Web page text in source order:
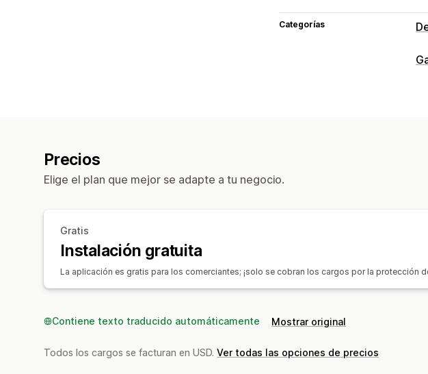
Categorías
Precios
Elige el plan que mejor se adapte a tu negocio.
Gratis
Instalación gratuita
La aplicación es gratis para los comerciantes; ¡solo se cobran los cargos por la protección
Contiene texto traducido automáticamente Mostrar original
Todos los cargos se facturan en USD. Ver todas las opciones de precios